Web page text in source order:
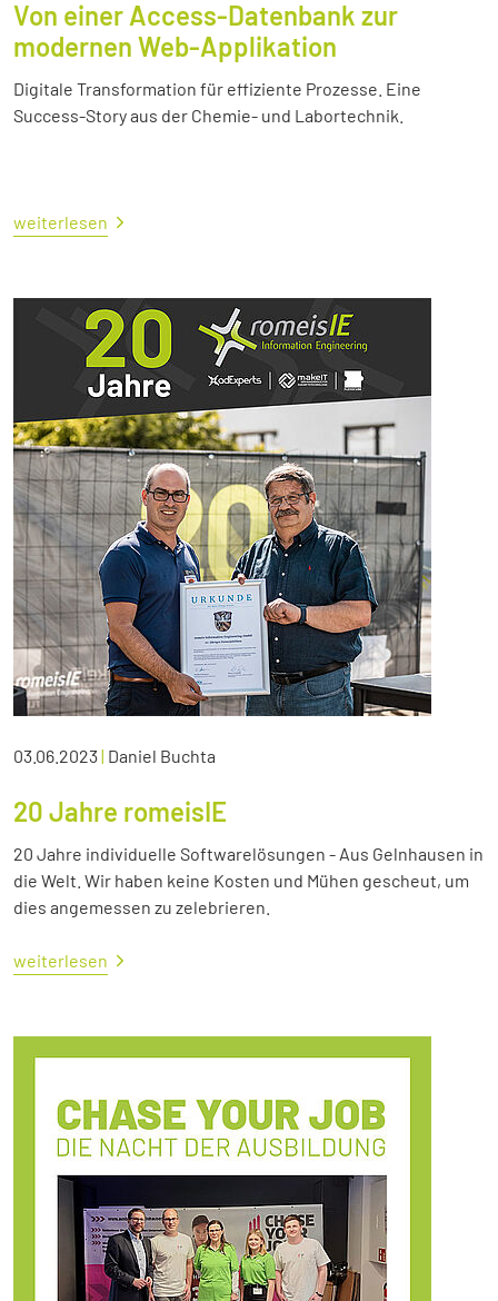
Von einer Access-Datenbank zur
modernen Web-Applikation
Digitale Transformation für effiziente Prozesse. Eine
Success-Story aus der Chemie- und Labortechnik.
weiterlesen
03.06.2023| Daniel Buchta
20 Jahre romeisIE
20 Jahre individuelle Softwarelösungen - Aus Gelnhausen in
die Welt. Wir haben keine Kosten und Mühen gescheut, um
dies angemessen zu zelebrieren.
weiterlesen